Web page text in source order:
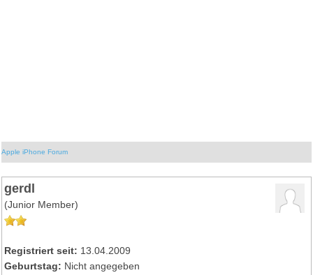
Apple iPhone Forum
gerdl
(Junior Member)
Registriert seit: 13.04.2009
Geburtstag: Nicht angegeben